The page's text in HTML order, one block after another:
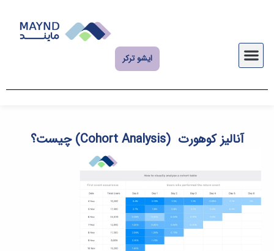
ایشو ترکر
آنالیز کوهورت (Cohort Analysis) چیست؟